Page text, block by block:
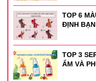
TOP 6
ĐỊNH
TOP 3
ẨM VÀ